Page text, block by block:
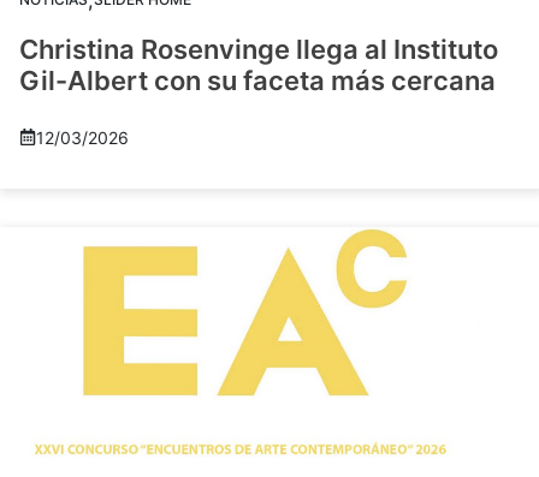
Christina Rosenvinge llega al Instituto
Gil-Albert con su faceta más cercana
12/03/2026